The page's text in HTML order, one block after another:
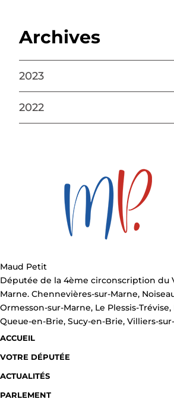
Archives
2023
2022
Maud Petit
Députée de la 4ème circonscription du
Marne. Chennevières-sur-Marne,
Ormesson-sur-Marne, Le Plessis-Trévise,
Queue-en-Brie, Sucy-en-Brie, Villiers-
ACCUEIL
VOTRE DÉPUTÉE
ACTUALITÉS
PARLEMENT